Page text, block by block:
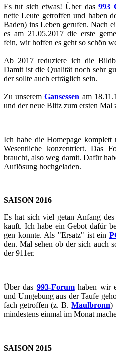
Es tut sich etwas! Über das993
nette Leute ge­trof­fen und haben
Baden) ins Leben ge­ru­fen. Nach
es am 21.05.2017 die erste
fein, wir hof­fen es geht so schön
Ab 2017 re­du­zie­re ich die
Damit ist die Qua­li­tät noch sehr
der soll­te auch er­träg­lich sein.
Zu un­se­remGan­ses­sen am
und der neue Blitz zum ers­ten Mal
Ich habe die Home­page kom­plett
We­sent­li­che kon­zen­triert. Das
braucht, also weg damit. Dafür
Auf­lö­sung hoch­ge­la­den.
SAI­SON 2016
Es hat sich viel getan An­fang
kauft. Ich habe ein Gebot dafür
gen konn­te. Als "Er­satz" ist ein
den. Mal sehen ob der sich auch
der 911er.
Über das 993-​​​​​​​​​​​​​​​​​​​​​​​​​​​​​​​​​​​​​​​​​​​​​​​​​​​​​​​​​​​​​​​​​​​​​​​​​​​​​​​​​​​​​​​​​​​​​​​​​​​​​​​Forumhaben wir
und Um­ge­bung aus der Taufe
fach ge­trof­fen (z. B.Maul­bronn)
min­des­tens ein­mal im Monat
SAI­SON 2015